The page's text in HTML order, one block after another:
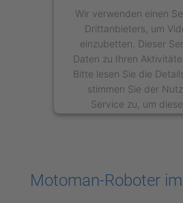
Wir verwenden einen
Drittanbieters, um
einzubetten. Dieser
Daten zu Ihren
Bitte lesen Sie die
stimmen Sie der
Service zu, um
anzusehen.
Motoman-Roboter